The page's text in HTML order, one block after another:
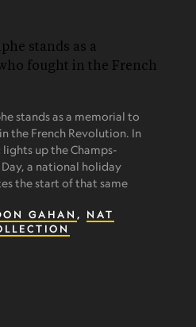
stands as a memorial to
the French Revolution. In
up the Champs-
Day, a national holiday
the start of that same
GAHAN , NAT